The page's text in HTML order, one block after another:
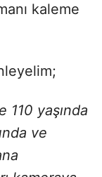
kaleme
110 yaşında
ve